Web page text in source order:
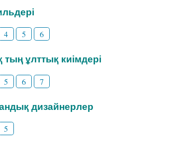
4 5 6
тың ұлттық киімдері
5 6 7
дизайнерлер
5